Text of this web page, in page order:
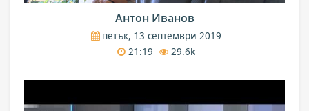
Антон Иванов
петък, 13 септември 2019
21:19
29.6k